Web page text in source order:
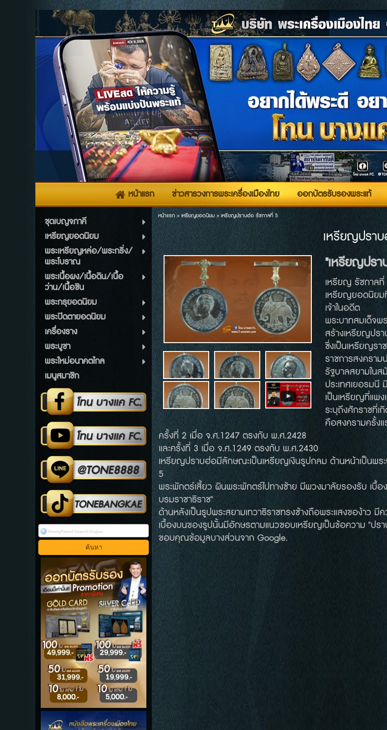
หน้าแรก ข่าวสารวงการพระเครื่องเมืองไทย ออกบัตรรับรองพระแท้
ชุดเบญจภาคี
เหรียญยอดนิยม
พระเหรียญหล่อ/พระกริ่ง/
พระโบราณ
พระเนื้อผง/เนื้อดิน/เนื้อ
ว่าน/เนื้อชิน
พระกรุยอดนิยม
พระปิดตายอดนิยม
เครื่องราง
พระบูชา
พระใหม่อนาคตไกล
เมนูสมาชิก
หน้าแรก> เหรียญยอดนิยม> เหรียญปราบฮ่อ รัชกาลที่ 5
เหรียญปรา
"เหรียญปร
เหรียญ รัชกาลที่
เหรียญยอดนิยม
เจ้าในอดีต
พระบาทสมเด็จพ
สร้างเหรียญปร
ซึ่งเป็นเหรียญร
ราชการสงครา
รัฐบาลสยามใน
ประเทศเยอรม
เป็นเหรียญที่แพง
ระบุถึงศักราชที่เ
คือสงครามครั้ง
ครั้งที่ 2 เมื่อ จ.ศ.1247 ตรงกับ พ.ศ.2428
และครั้งที่ 3 เมื่อ จ.ศ.1249 ตรงกับ พ.ศ.2430
เหรียญปราบฮ่อมีลักษณะเป็นเหรียญเงินรูปกลม ด้านหน้าเป็นพร
5
พระพักตร์เสี้ยว ผินพระพักตร์ไปทางซ้าย มีพวงมาลัยรองรับ เ
บรมราชาธิราช"
ด้านหลังเป็นรูปพระสยามเทวาธิราชทรงช้างถือพระแสงของ้าว
เบื้องบนของรูปนั้นมีอักษรตามแนวขอบเหรียญเป็นข้อความ "
ขอบคุณข้อมูลบางส่วนจาก Google.